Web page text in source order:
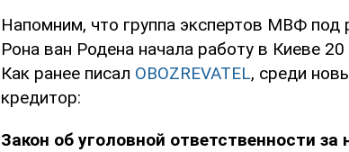
Напомним, что группа экспертов МВФ под
Рона ван Родена начала работу в Киеве
Как ранее писал OBOZREVATEL, среди
кредитор:
Закон об уголовной ответственности за